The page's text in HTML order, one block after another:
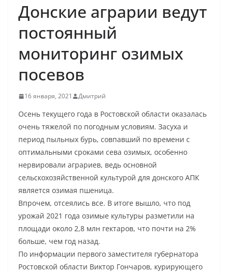
Донские аграрии ведут
постоянный
мониторинг озимых
посевов
16 января, 2021 Дмитрий
Осень текущего года в Ростовской области оказалась
очень тяжелой по погодным условиям. Засуха и
период пыльных бурь, совпавший по времени с
оптимальными сроками сева озимых, особенно
нервировали аграриев, ведь основной
сельскохозяйственной культурой для донского АПК
является озимая пшеница.
Впрочем, отсеялись все. В итоге вышло, что под
урожай 2021 года озимые культуры разметили на
площади около 2,8 млн гектаров, что почти на 2%
больше, чем год назад.
По информации первого заместителя губернатора
Ростовской области Виктор Гончаров, курирующего